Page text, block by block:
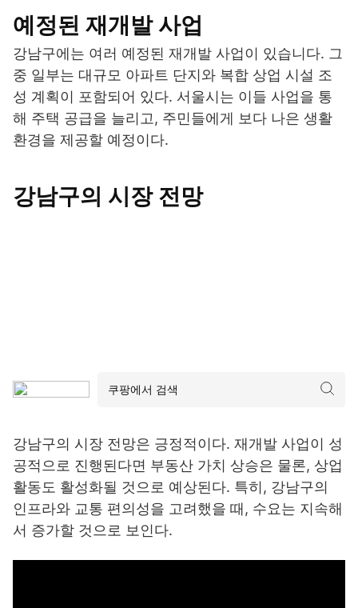
예정된 재개발 사업
강남구에는 여러 예정된 재개발 사업이 있습니다. 그
중 일부는 대규모 아파트 단지와 복합 상업 시설 조
성 계획이 포함되어 있다. 서울시는 이들 사업을 통
해 주택 공급을 늘리고, 주민들에게 보다 나은 생활
환경을 제공할 예정이다.
강남구의 시장 전망
강남구의 시장 전망은 긍정적이다. 재개발 사업이 성
공적으로 진행된다면 부동산 가치 상승은 물론, 상업
활동도 활성화될 것으로 예상된다. 특히, 강남구의
인프라와 교통 편의성을 고려했을 때, 수요는 지속해
서 증가할 것으로 보인다.